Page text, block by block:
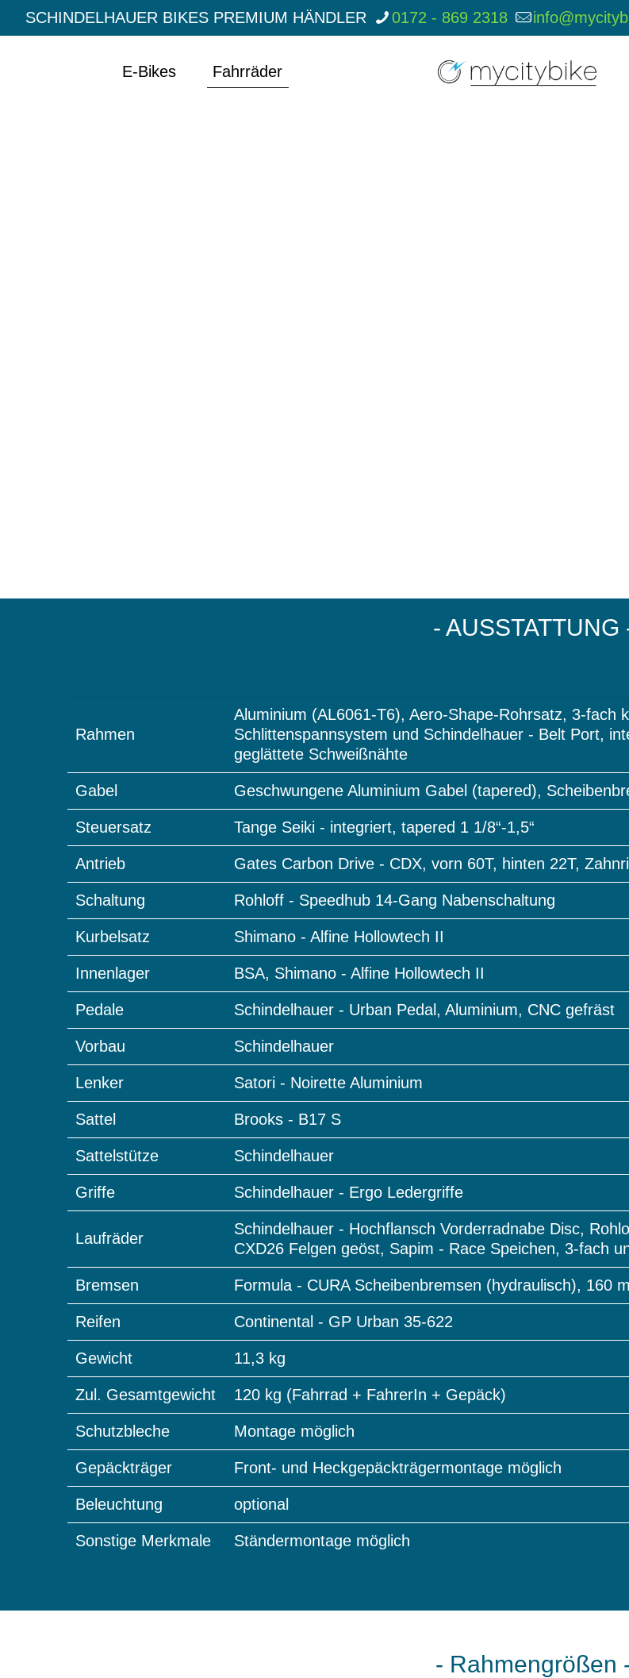
SCHINDELHAUER BIKES PREMIUM HÄNDLER 0172 - 869 2318
E-Bikes Fahrräder
- AUSSTATTUNG
Rahmen
Aluminium (AL6061-T6), Aero-Shape-Rohrsatz, 3-fach
Schlittenspannsystem und Schindelhauer - Belt Port,
geglättete Schweißnähte
Gabel Geschwungene Aluminium Gabel (tapered),
Steuersatz Tange Seiki - integriert, tapered 1 1/8“-1,5“
Antrieb Gates Carbon Drive - CDX, vorn 60T, hinten 22T,
Schaltung Rohloff - Speedhub 14-Gang Nabenschaltung
Kurbelsatz Shimano - Alfine Hollowtech II
Innenlager BSA, Shimano - Alfine Hollowtech II
Pedale Schindelhauer - Urban Pedal, Aluminium, CNC gefräst
Vorbau Schindelhauer
Lenker Satori - Noirette Aluminium
Sattel Brooks - B17 S
Sattelstütze Schindelhauer
Griffe Schindelhauer - Ergo Ledergriffe
Laufräder
Schindelhauer - Hochflansch Vorderradnabe Disc,
CXD26 Felgen geöst, Sapim - Race Speichen, 3-fach
Bremsen Formula - CURA Scheibenbremsen (hydraulisch), 160
Reifen Continental - GP Urban 35-622
Gewicht 11,3 kg
Zul. Gesamtgewicht 120 kg (Fahrrad + FahrerIn + Gepäck)
Schutzbleche Montage möglich
Gepäckträger Front- und Heckgepäckträgermontage möglich
Beleuchtung optional
Sonstige Merkmale Ständermontage möglich
- Rahmengrößen